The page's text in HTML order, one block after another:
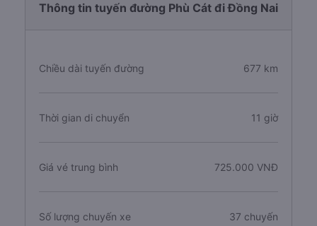
Thông tin tuyến đường Phù Cát đi Đồng Nai
Chiều dài tuyến đường 677 km
Thời gian di chuyển 11 giờ
Giá vé trung bình 725.000 VNĐ
Số lượng chuyến xe 37 chuyến